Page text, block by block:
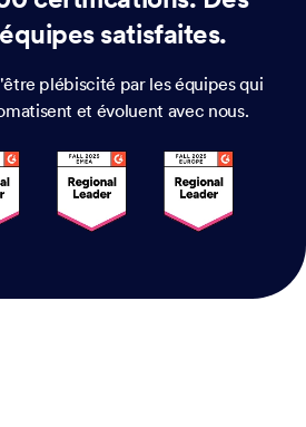
satisfaites.
plébiscité par les équipes qui
et évoluent avec nous.